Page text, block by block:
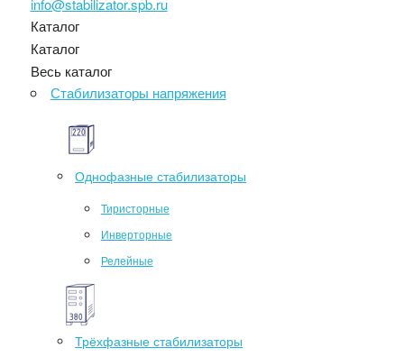
info@stabilizator.spb.ru
Каталог
Каталог
Весь каталог
Стабилизаторы напряжения
Однофазные стабилизаторы
Тиристорные
Инверторные
Релейные
Трёхфазные стабилизаторы